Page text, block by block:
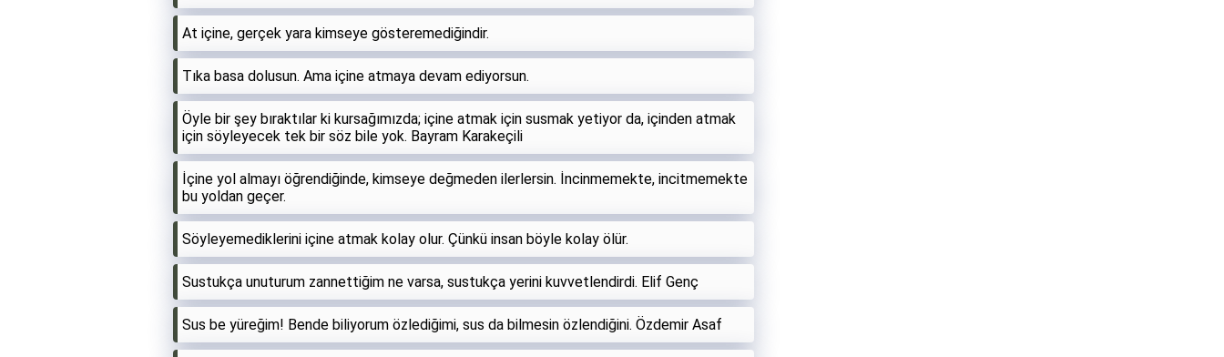
At içine, gerçek yara kimseye gösteremediğindir.
Tıka basa dolusun. Ama içine atmaya devam ediyorsun.
Öyle bir şey bıraktılar ki kursağımızda; içine atmak için susmak yetiyor da, içinden atmak
için söyleyecek tek bir söz bile yok. Bayram Karakeçili
İçine yol almayı öğrendiğinde, kimseye değmeden ilerlersin. İncinmemekte, incitmemekte
bu yoldan geçer.
Söyleyemediklerini içine atmak kolay olur. Çünkü insan böyle kolay ölür.
Sustukça unuturum zannettiğim ne varsa, sustukça yerini kuvvetlendirdi. Elif Genç
Sus be yüreğim! Bende biliyorum özlediğimi, sus da bilmesin özlendiğini. Özdemir Asaf